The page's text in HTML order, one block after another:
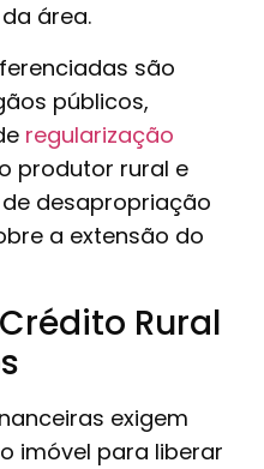
área.
são
públicos,
regularização
produtor rural e
desapropriação
a extensão do
Rural
exigem
imóvel para liberar